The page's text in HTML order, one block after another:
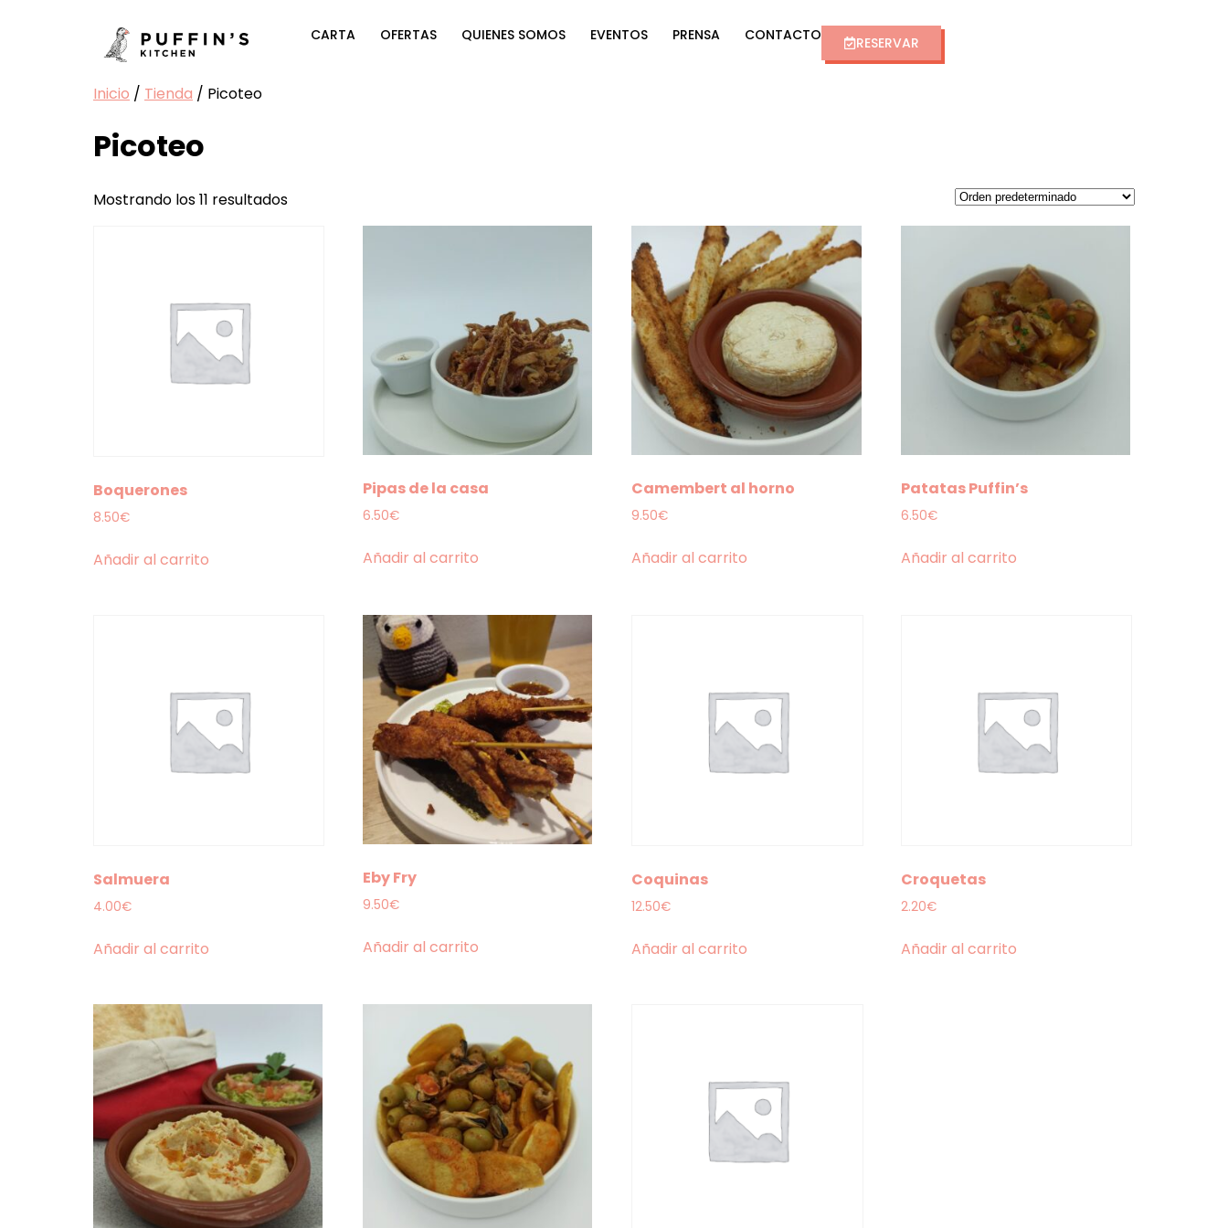
CARTA OFERTAS QUIENES SOMOS EVENTOS PRENSA CONTACTO RESERVAR
Inicio / Tienda / Picoteo
Picoteo
Mostrando los 11 resultados
Boquerones
8.50€
Añadir al carrito
Pipas de la casa
6.50€
Añadir al carrito
Camembert al horno
9.50€
Añadir al carrito
Patatas Puffin’s
6.50€
Añadir al carrito
Salmuera
4.00€
Añadir al carrito
Eby Fry
9.50€
Añadir al carrito
Coquinas
12.50€
Añadir al carrito
Croquetas
2.20€
Añadir al carrito